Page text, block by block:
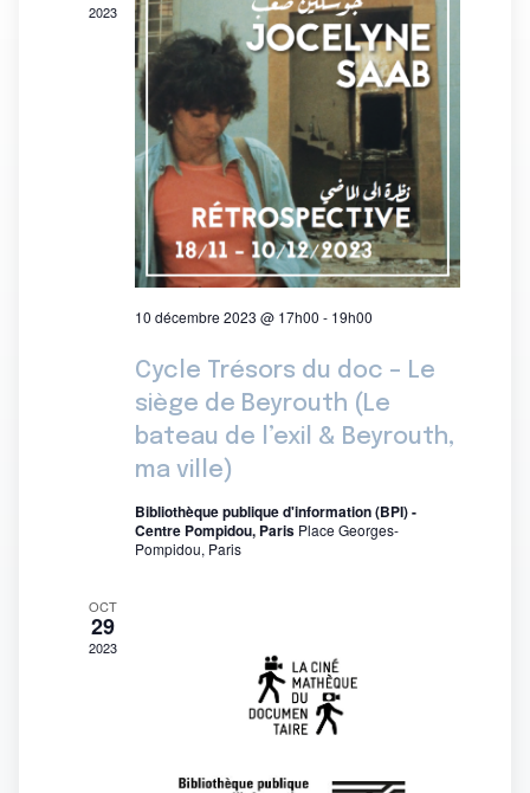
2023
10 décembre 2023 @ 17h00 - 19h00
Cycle Trésors du doc – Le
siège de Beyrouth (Le
bateau de l’exil & Beyrouth,
ma ville)
Bibliothèque publique d'information (BPI) -
Centre Pompidou, Paris Place Georges-
Pompidou, Paris
OCT
29
2023